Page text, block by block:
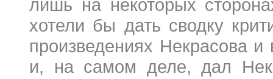
лишь на некоторых
хотели бы дать сводку
произведениях Некрасова
и, на самом деле, дал